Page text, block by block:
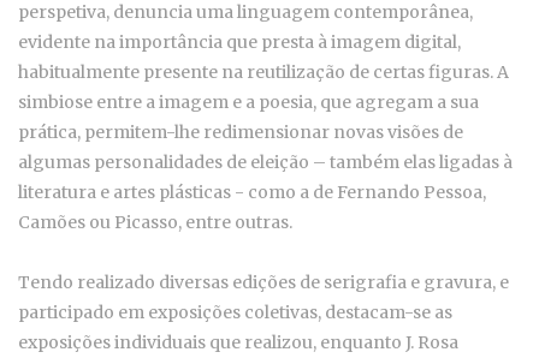
perspetiva, denuncia uma linguagem contemporânea,
evidente na importância que presta à imagem digital,
habitualmente presente na reutilização de certas figuras. A
simbiose entre a imagem e a poesia, que agregam a sua
prática, permitem-lhe redimensionar novas visões de
algumas personalidades de eleição – também elas ligadas à
literatura e artes plásticas - como a de Fernando Pessoa,
Camões ou Picasso, entre outras.
Tendo realizado diversas edições de serigrafia e gravura, e
participado em exposições coletivas, destacam-se as
exposições individuais que realizou, enquanto J. Rosa